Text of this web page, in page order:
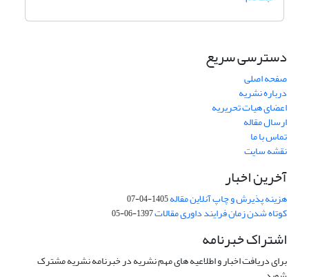
دسترسی سریع
صفحه اصلی
درباره نشریه
اعضای هیات تحریریه
ارسال مقاله
تماس با ما
نقشه سایت
آخرین اخبار
هزینه پذیرش و چاپ آنلاین مقاله1405-04-07
کوتاه شدن زمان فرایند داوری مقالات1397-06-05
اشتراک خبرنامه
برای دریافت اخبار و اطلاعیه های مهم نشریه در خبرنامه نشریه مشترک